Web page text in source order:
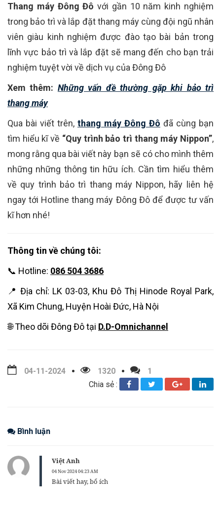
Thang máy Đông Đôvới gần 10 năm kinh nghiệm
trong bảo trì và lắp đặt thang máy cùng đội ngũ nhân
viên giàu kinh nghiệm được đào tạo bài bản trong
lĩnh vực bảo trì và lắp đặt sẽ mang đến cho bạn trải
nghiệm tuyệt vời về dịch vụ của Đông Đô
Xem thêm: Những vấn đề thường gặp khi bảo trì
thang máy
Qua bài viết trên, thang máy Đông Đô đã cùng bạn
tìm hiểu kĩ về “Quy trình bảo trì thang máy Nippon”,
mong rằng qua bài viết này bạn sẽ có cho mình thêm
những những thông tin hữu ích. Cần tìm hiểu thêm
về quy trình bảo trì thang máy Nippon, hãy liên hệ
ngay tới Hotline thang máy Đông Đô để được tư vấn
kĩ hơn nhé!
Thông tin về chúng tôi:
📞 Hotline: 086 504 3686
📍 Địa chỉ: LK 03-03, Khu Đô Thị Hinode Royal Park,
Xã Kim Chung, Huyện Hoài Đức, Hà Nội
🌐 Theo dõi Đông Đô tại D.D-Omnichannel
04-11-2024 1320
1
Chia sẻ :
Bình luận
Việt Anh
04 Nov 2024 04:23 AM
Bài viết hay, bổ ích